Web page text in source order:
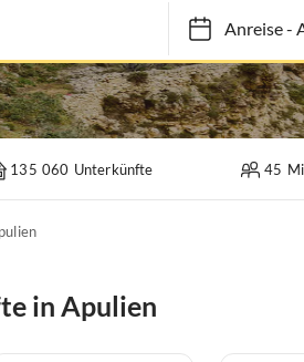
Anreise-
135 060 Unterkünfte 45
in Apulien